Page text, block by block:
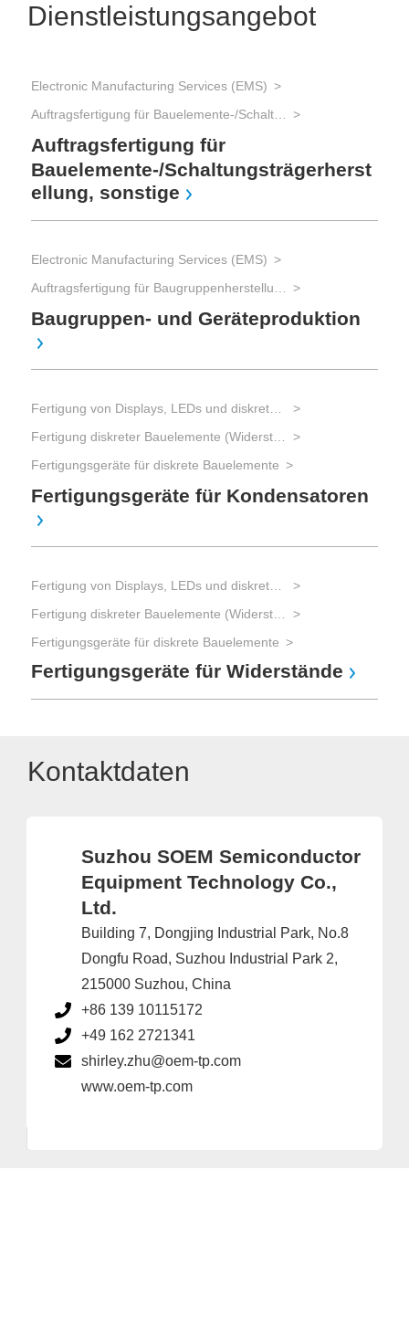
Dienstleistungsangebot
Electronic Manufacturing Services (EMS)
Auftragsfertigung für
Bauelemente-/Schaltungsträgerherst
ellung, sonstige
Electronic Manufacturing Services (EMS)
Baugruppen- und Geräteproduktion
Fertigungsgeräte für diskrete Bauelemente
Fertigungsgeräte für Kondensatoren
Fertigungsgeräte für diskrete Bauelemente
Fertigungsgeräte für Widerstände
Kontaktdaten
Suzhou SOEM Semiconductor
Equipment Technology Co.,
Ltd.
Building 7, Dongjing Industrial Park, No.8
Dongfu Road, Suzhou Industrial Park 2,
215000 Suzhou, China
+86 139 10115172
+49 162 2721341
shirley.zhu@oem-tp.com
www.oem-tp.com